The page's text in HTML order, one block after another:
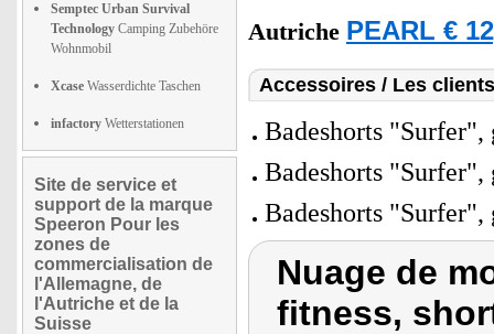
Semptec Urban Survival
Technology Camping Zubehöre
Wohnmobil
Xcase Wasserdichte Taschen
infactory Wetterstationen
Site de service et
support de la marque
Speeron Pour les
zones de
commercialisation de
l'Allemagne, de
l'Autriche et de la
Suisse
Autriche PEARL €
Accessoires / Les
Badeshorts "Surfer",
Badeshorts "Surfer",
Badeshorts
Nuage de
fitness,